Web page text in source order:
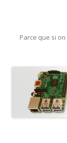
Parce que si